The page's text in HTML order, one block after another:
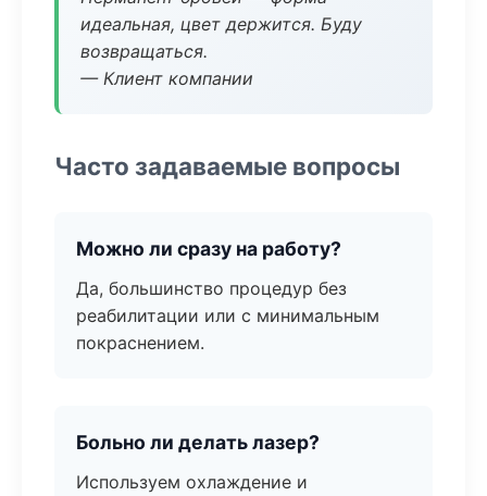
идеальная, цвет держится. Буду
возвращаться.
— Клиент компании
Часто задаваемые вопросы
Можно ли сразу на работу?
Да, большинство процедур без
реабилитации или с минимальным
покраснением.
Больно ли делать лазер?
Используем охлаждение и